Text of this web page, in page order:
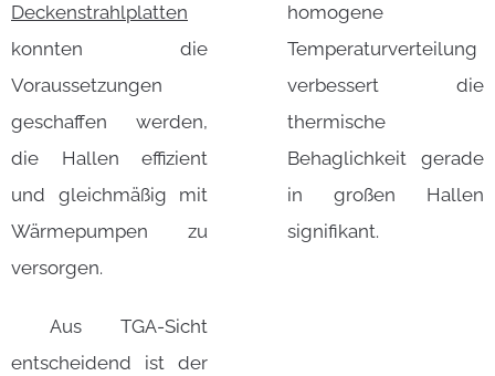
Deckenstrahlplatten
konnten die
Voraussetzungen
geschaffen werden,
die Hallen effizient
und gleichmäßig mit
Wärmepumpen zu
versorgen.
Aus TGA-Sicht
entscheidend ist der
homogene
Temperaturverteilung
verbessert die
thermische
Behaglichkeit gerade
in großen Hallen
signifikant.